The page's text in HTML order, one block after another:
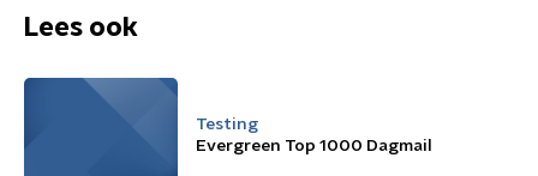
Lees ook
Testing
Evergreen Top 1000 Dagmail